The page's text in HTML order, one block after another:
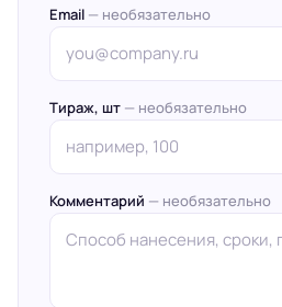
Email — необязательно
Тираж, шт — необязательно
Комментарий — необязательно